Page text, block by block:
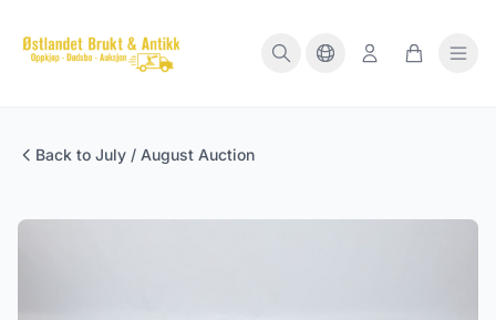
Back to July / August Auction